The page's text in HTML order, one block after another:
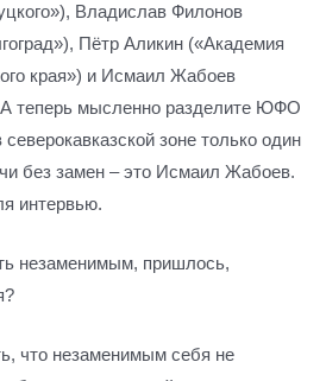
Владислав Филонов
Пётр Аликин («Академия
края») и Исмаил Жабоев
А теперь мысленно разделите ЮФО
зоне только один
без замен – это Исмаил Жабоев.
интервью.
незаменимым, пришлось,
что незаменимым себя не